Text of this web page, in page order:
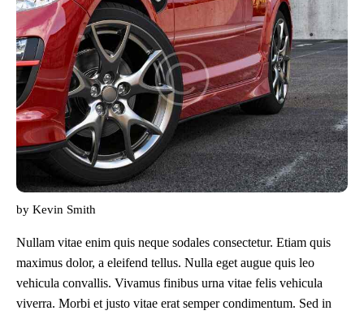
by Kevin Smith
Nullam vitae enim quis neque sodales consectetur. Etiam quis
maximus dolor, a eleifend tellus. Nulla eget augue quis leo
vehicula convallis. Vivamus finibus urna vitae felis vehicula
viverra. Morbi et justo vitae erat semper condimentum. Sed in